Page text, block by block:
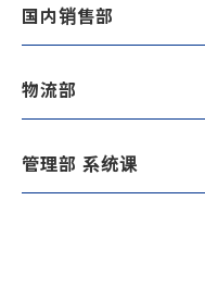
国内销售部
物流部
管理部 系统课